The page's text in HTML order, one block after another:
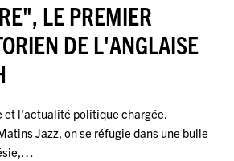
LE PREMIER
DE L'ANGLAISE
et l'actualité politique chargée.
Jazz, on se réfugie dans une bulle